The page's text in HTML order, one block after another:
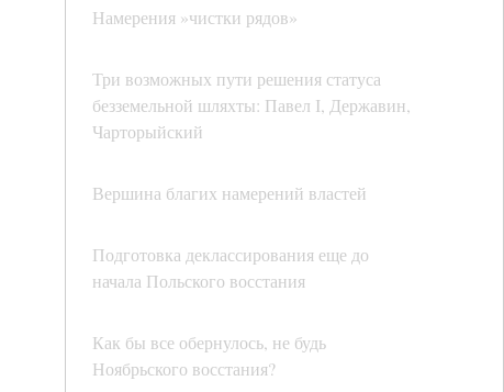
Намерения »чистки рядов»
Три возможных пути решения статуса
безземельной шляхты: Павел І, Державин,
Чарторыйский
Вершина благих намерений властей
Подготовка деклассирования еще до
начала Польского восстания
Как бы все обернулось, не будь
Ноябрьского восстания?